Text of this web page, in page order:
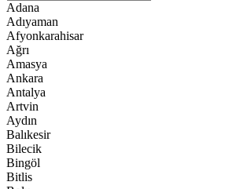
Adana
Adıyaman
Afyonkarahisar
Ağrı
Amasya
Ankara
Antalya
Artvin
Aydın
Balıkesir
Bilecik
Bingöl
Bitlis